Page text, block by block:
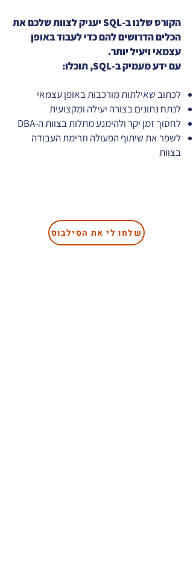
הקורס שלנו ב-SQL יעניק לצוות שלכם את
הכלים הדרושים להם כדי לעבוד באופן
עצמאי ויעיל יותר.
עם ידע מעמיק ב-SQL, תוכלו:
לכתוב שאילתות מורכבות באופן עצמאי
לנתח נתונים בצורה יעילה ומקצועית
לחסוך זמן יקר ולהימנע מתלות בצוות ה-DBA
לשפר את שיתוף הפעולה וזרימת העבודה
בצוות
שלחו לי את הסילבוס